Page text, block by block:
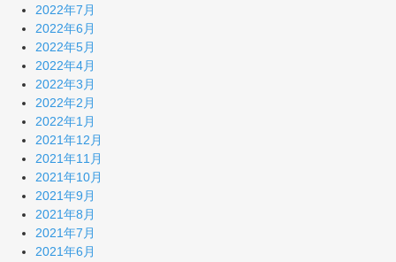
2022年7月
2022年6月
2022年5月
2022年4月
2022年3月
2022年2月
2022年1月
2021年12月
2021年11月
2021年10月
2021年9月
2021年8月
2021年7月
2021年6月